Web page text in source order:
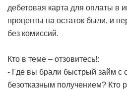
дебетовая карта для оплаты в
проценты на остаток были, и
без комиссий.
Кто в теме – отзовитесь!:
- Где вы брали быстрый займ с
безотказным получением? Кто